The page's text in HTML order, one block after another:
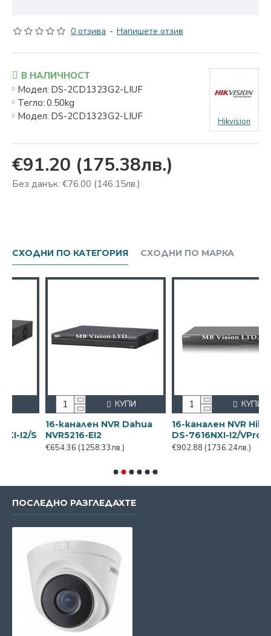
0 отзива - Напишете отзив
€91.20 (175.38лв.)
Без данък: €76.00 (146.15лв.)
В НАЛИЧНОСТ
Модел: DS-2CD1323G2-LIUF
Тегло: 0.50kg
Модел: DS-2CD1323G2-LIUF Hikvision
СХОДНИ ПО КАТЕГОРИЯ СХОДНИ ПО МАРКА
канален NVR Dahua
EI2
(1258.33лв.)
КУПИ
16-канален NVR Hikvision
DS-7616NXI-I2/VPro
€902.88
(1736.24лв.)
КУПИ
16-
DS-
ПОСЛЕДНО РАЗГЛЕДАХТЕ